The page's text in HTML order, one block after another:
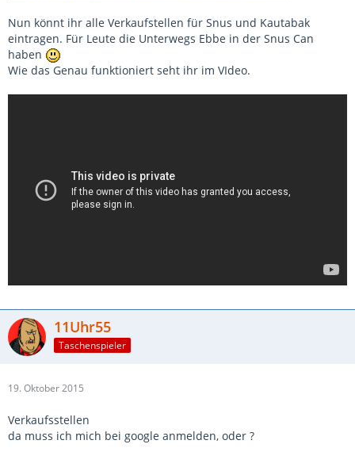
Nun könnt ihr alle Verkaufstellen für Snus und Kautabak
eintragen. Für Leute die Unterwegs Ebbe in der Snus Can
haben
Wie das Genau funktioniert seht ihr im VIdeo.
11Uhr55
Taschenspieler
19. Oktober 2015
Verkaufsstellen
da muss ich mich bei google anmelden, oder ?